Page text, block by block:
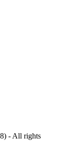
- All rights